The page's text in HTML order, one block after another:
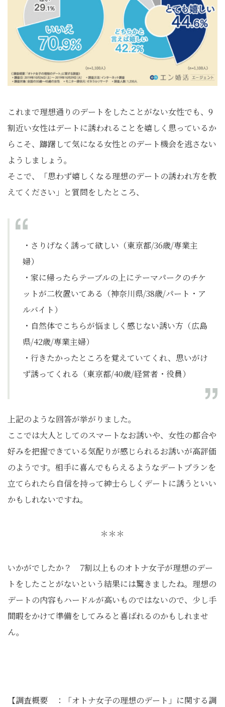
これまで理想通りのデートをしたことがない女性でも、9
割近い女性はデートに誘われることを嬉しく思っているか
らこそ、躊躇して気になる女性とのデート機会を逃さない
ようしましょう。
そこで、「思わず嬉しくなる理想のデートの誘われ方を教
えてください」と質問をしたところ、
・さりげなく誘って欲しい（東京都/36歳/専業主
婦）
・家に帰ったらテーブルの上にテーマパークのチケ
ットが二枚置いてある（神奈川県/38歳/パート・ア
ルバイト）
・自然体でこちらが悩ましく感じない誘い方（広島
県/42歳/専業主婦）
・行きたかったところを覚えていてくれ、思いがけ
ず誘ってくれる（東京都/40歳/経営者・役員）
上記のような回答が挙がりました。
ここでは大人としてのスマートなお誘いや、女性の都合や
好みを把握できている気配りが感じられるお誘いが高評価
のようです。相手に喜んでもらえるようなデートプランを
立てられたら自信を持って紳士らしくデートに誘うといい
かもしれないですね。
＊＊＊
いかがでしたか？ 7割以上ものオトナ女子が理想のデー
トをしたことがないという結果には驚きましたね。理想の
デートの内容もハードルが高いものではないので、少し手
間暇をかけて準備をしてみると喜ばれるのかもしれませ
ん。
【調査概要 ：「オトナ女子の理想のデート」に関する調